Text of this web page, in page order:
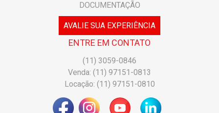
DOCUMENTAÇÃO
AVALIE SUA EXPERIÊNCIA
ENTRE EM CONTATO
(11) 3059-0846
Venda: (11) 97151-0813
Locação: (11) 97151-0810